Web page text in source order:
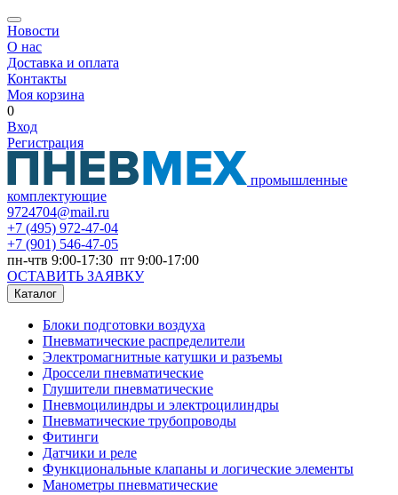
Новости
О нас
Доставка и оплата
Контакты
Моя корзина
0
Вход
Регистрация
промышленные
комплектующие
9724704@mail.ru
+7 (495) 972-47-04
+7 (901) 546-47-05
пн-чтв 9:00-17:30 пт 9:00-17:00
ОСТАВИТЬ ЗАЯВКУ
Каталог
Блоки подготовки воздуха
Пневматические распределители
Электромагнитные катушки и разъемы
Дроссели пневматические
Глушители пневматические
Пневмоцилиндры и электроцилиндры
Пневматические трубопроводы
Фитинги
Датчики и реле
Функциональные клапаны и логические элементы
Манометры пневматические